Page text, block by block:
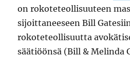
on rokoteteollisuuteen
sijoittaneeseen Bill
rokoteteollisuutta
säätiöönsä (Bill & Melinda